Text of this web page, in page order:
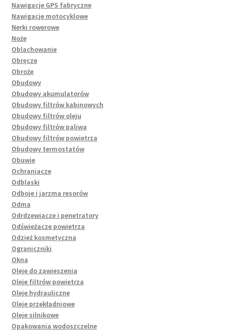
Nawigacje GPS fabryczne
Nawigacje motocyklowe
Nerki rowerowe
Noże
Oblachowanie
Obręcze
Obroże
Obudowy
Obudowy akumulatorów
Obudowy filtrów kabinowych
Obudowy filtrów oleju
Obudowy filtrów paliwa
Obudowy filtrów powietrza
Obudowy termostatów
Obuwie
Ochraniacze
Odblaski
Odboje i jarzma resorów
Odma
Odrdzewiacze i penetratory
Odświeżacze powietrza
Odzież kosmetyczna
Ograniczniki
Okna
Oleje do zawieszenia
Oleje filtrów powietrza
Oleje hydrauliczne
Oleje przekładniowe
Oleje silnikowe
Opakowania wodoszczelne